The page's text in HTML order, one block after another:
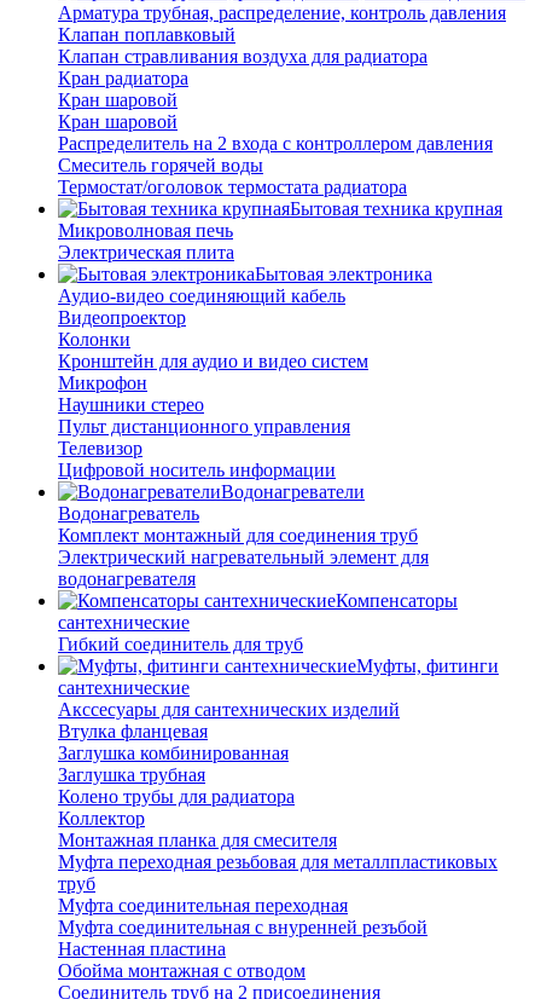
Арматура трубная, распределение, контроль давления
Клапан поплавковый
Клапан стравливания воздуха для радиатора
Кран радиатора
Кран шаровой
Кран шаровой
Распределитель на 2 входа с контроллером давления
Смеситель горячей воды
Термостат/оголовок термостата радиатора
Бытовая техника крупная
Микроволновая печь
Электрическая плита
Бытовая электроника
Аудио-видео соединяющий кабель
Видеопроектор
Колонки
Кронштейн для аудио и видео систем
Микрофон
Наушники стерео
Пульт дистанционного управления
Телевизор
Цифровой носитель информации
Водонагреватели
Водонагреватель
Комплект монтажный для соединения труб
Электрический нагревательный элемент для
водонагревателя
Компенсаторы
сантехнические
Гибкий соединитель для труб
Муфты, фитинги
сантехнические
Акссесуары для сантехнических изделий
Втулка фланцевая
Заглушка комбинированная
Заглушка трубная
Колено трубы для радиатора
Коллектор
Монтажная планка для смесителя
Муфта переходная резьбовая для металлпластиковых
труб
Муфта соединительная переходная
Муфта соединительная с внуренней резъбой
Настенная пластина
Обойма монтажная с отводом
Соединитель труб на 2 присоединения